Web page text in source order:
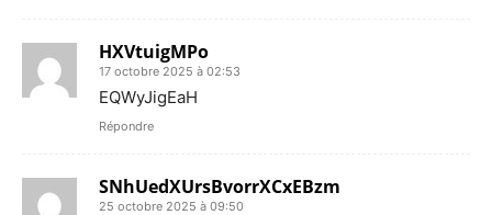
HXVtuigMPo
17 octobre 2025 à 02:53
EQWyJigEaH
Répondre
SNhUedXUrsBvorrXCxEBzm
25 octobre 2025 à 09:50